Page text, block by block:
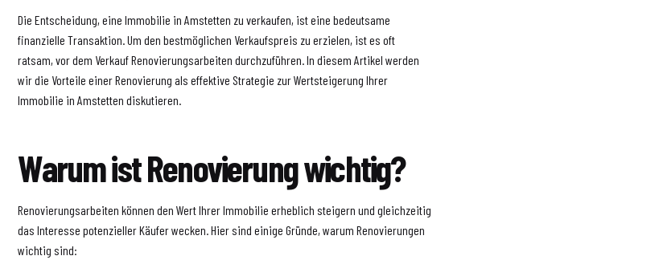
Die Entscheidung, eine Immobilie in Amstetten zu verkaufen, ist eine bedeutsame
finanzielle Transaktion. Um den bestmöglichen Verkaufspreis zu erzielen, ist es oft
ratsam, vor dem Verkauf Renovierungsarbeiten durchzuführen. In diesem Artikel werden
wir die Vorteile einer Renovierung als effektive Strategie zur Wertsteigerung Ihrer
Immobilie in Amstetten diskutieren.
Warum ist Renovierung wichtig?
Renovierungsarbeiten können den Wert Ihrer Immobilie erheblich steigern und gleichzeitig
das Interesse potenzieller Käufer wecken. Hier sind einige Gründe, warum Renovierungen
wichtig sind: